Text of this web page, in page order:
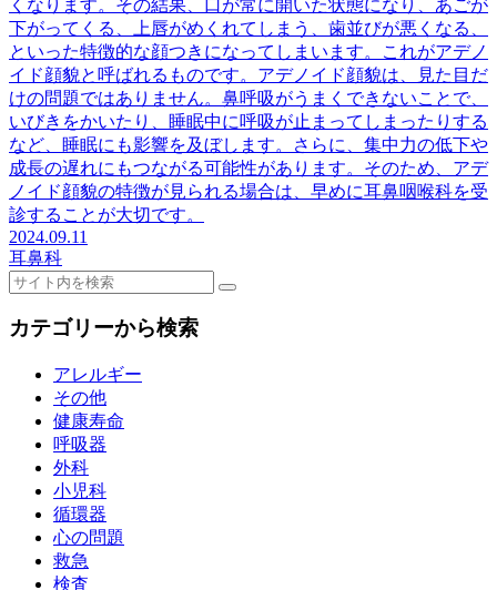
くなります。その結果、口が常に開いた状態になり、あごが
下がってくる、上唇がめくれてしまう、歯並びが悪くなる、
といった特徴的な顔つきになってしまいます。これがアデノ
イド顔貌と呼ばれるものです。アデノイド顔貌は、見た目だ
けの問題ではありません。鼻呼吸がうまくできないことで、
いびきをかいたり、睡眠中に呼吸が止まってしまったりする
など、睡眠にも影響を及ぼします。さらに、集中力の低下や
成長の遅れにもつながる可能性があります。そのため、アデ
ノイド顔貌の特徴が見られる場合は、早めに耳鼻咽喉科を受
診することが大切です。
2024.09.11
耳鼻科
カテゴリーから検索
アレルギー
その他
健康寿命
呼吸器
外科
小児科
循環器
心の問題
救急
検査